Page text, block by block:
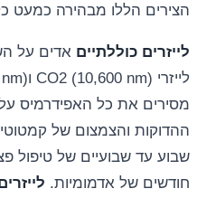
הצירים הללו מבהירה כמעט
לייזרים כוללתיים אדים על
מסירים את כל האפידרמיס על
ההדוקות והצמצום של
שבוע עד שבועיים של טיפול
חודשים של אדמומיות.